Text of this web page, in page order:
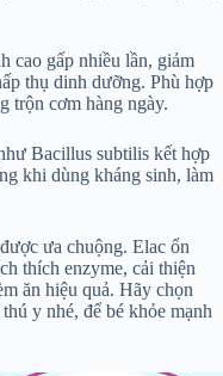
cao gấp nhiều lần, giảm
thụ dinh dưỡng. Phù hợp
trộn cơm hàng ngày.
Bacillus subtilis kết hợp
khi dùng kháng sinh, làm
ưa chuộng. Elac ổn
thích enzyme, cải thiện
ăn hiệu quả. Hãy chọn
y nhé, để bé khỏe mạnh